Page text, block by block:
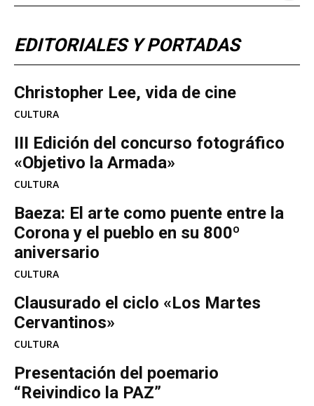
EDITORIALES Y PORTADAS
Christopher Lee, vida de cine
CULTURA
III Edición del concurso fotográfico
«Objetivo la Armada»
CULTURA
Baeza: El arte como puente entre la
Corona y el pueblo en su 800º
aniversario
CULTURA
Clausurado el ciclo «Los Martes
Cervantinos»
CULTURA
Presentación del poemario
“Reivindico la PAZ”